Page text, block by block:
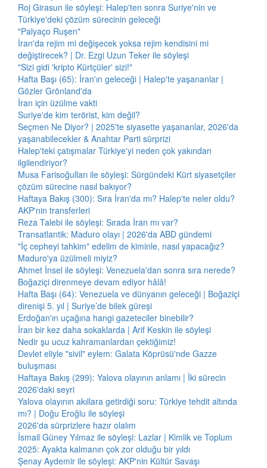
Roj Girasun ile söyleşi: Halep'ten sonra Suriye'nin ve
Türkiye'deki çözüm sürecinin geleceği
"Palyaço Ruşen"
İran'da rejim mi değişecek yoksa rejim kendisini mi
değiştirecek? | Dr. Ezgi Uzun Teker ile söyleşi
"Sizi gidi 'kripto Kürtçüler' sizi!"
Hafta Başı (65): İran'ın geleceği | Halep'te yaşananlar |
Gözler Grönland'da
İran için üzülme vakti
Suriye'de kim terörist, kim değil?
Seçmen Ne Diyor? | 2025'te siyasette yaşananlar, 2026'da
yaşanabilecekler & Anahtar Parti sürprizi
Halep'teki çatışmalar Türkiye'yi neden çok yakından
ilgilendiriyor?
Musa Farisoğulları ile söyleşi: Sürgündeki Kürt siyasetçiler
çözüm sürecine nasıl bakıyor?
Haftaya Bakış (300): Sıra İran'da mı? Halep'te neler oldu?
AKP'nin transferleri
Reza Talebi ile söyleşi: Sırada İran mı var?
Transatlantik: Maduro olayı | 2026'da ABD gündemi
"İç cepheyi tahkim" edelim de kiminle, nasıl yapacağız?
Maduro'ya üzülmeli miyiz?
Ahmet İnsel ile söyleşi: Venezuela'dan sonra sıra nerede?
Boğaziçi direnmeye devam ediyor hâlâ!
Hafta Başı (64): Venezuela ve dünyanın geleceği | Boğaziçi
direnişi 5. yıl | Suriye’de bilek güreşi
Erdoğan'ın uçağına hangi gazeteciler binebilir?
İran bir kez daha sokaklarda | Arif Keskin ile söyleşi
Nedir şu ucuz kahramanlardan çektiğimiz!
Devlet eliyle "sivil" eylem: Galata Köprüsü'nde Gazze
buluşması
Haftaya Bakış (299): Yalova olayının anlamı | İki sürecin
2026'daki seyri
Yalova olayının akıllara getirdiği soru: Türkiye tehdit altında
mı? | Doğu Eroğlu ile söyleşi
2026'da sürprizlere hazır olalım
İsmail Güney Yılmaz ile söyleşi: Lazlar | Kimlik ve Toplum
2025: Ayakta kalmanın çok zor olduğu bir yıldı
Şenay Aydemir ile söyleşi: AKP'nin Kültür Savaşı